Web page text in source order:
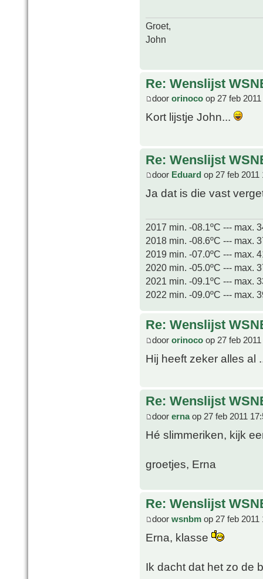
Groet,
John
Re: Wenslijst
door orinoco op 27 feb
Kort lijstje John...
Re: Wenslijst
door Eduard op 27 feb 2011
Ja dat is die vast
2017 min. -08.1ºC --- max.
2018 min. -08.6ºC --- max.
2019 min. -07.0ºC --- max.
2020 min. -05.0ºC --- max.
2021 min. -09.1ºC --- max.
2022 min. -09.0ºC --- max.
Re: Wenslijst
door orinoco op 27 feb
Hij heeft zeker alles al
Re: Wenslijst
door ernaop 27 feb 2011
Hé slimmeriken, kijk
groetjes, Erna
Re: Wenslijst
door wsnbm op 27 feb 2011
Erna, klasse
Ik dacht dat het zo de